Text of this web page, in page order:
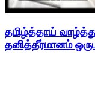
தமிழ்த்தாய்
தனித்தீர்மானம்